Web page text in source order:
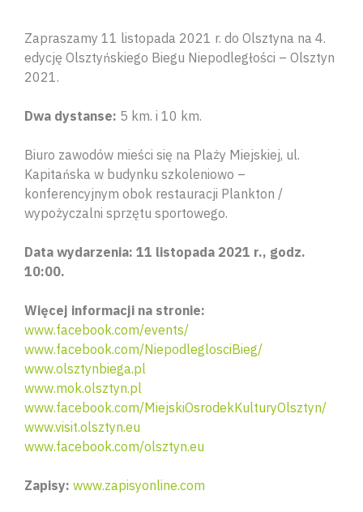
Zapraszamy 11 listopada 2021 r. do Olsztyna na 4.
edycję Olsztyńskiego Biegu Niepodległości – Olsztyn
2021.
Dwa dystanse: 5 km. i 10 km.
Biuro zawodów mieści się na Plaży Miejskiej, ul.
Kapitańska w budynku szkoleniowo –
konferencyjnym obok restauracji Plankton /
wypożyczalni sprzętu sportowego.
Data wydarzenia: 11 listopada 2021 r., godz.
10:00.
Więcej informacji na stronie:
www.facebook.com/events/
www.facebook.com/NiepodleglosciBieg/
www.olsztynbiega.pl
www.mok.olsztyn.pl
www.facebook.com/MiejskiOsrodekKulturyOlsztyn/
www.visit.olsztyn.eu
www.facebook.com/olsztyn.eu
Zapisy: www.zapisyonline.com